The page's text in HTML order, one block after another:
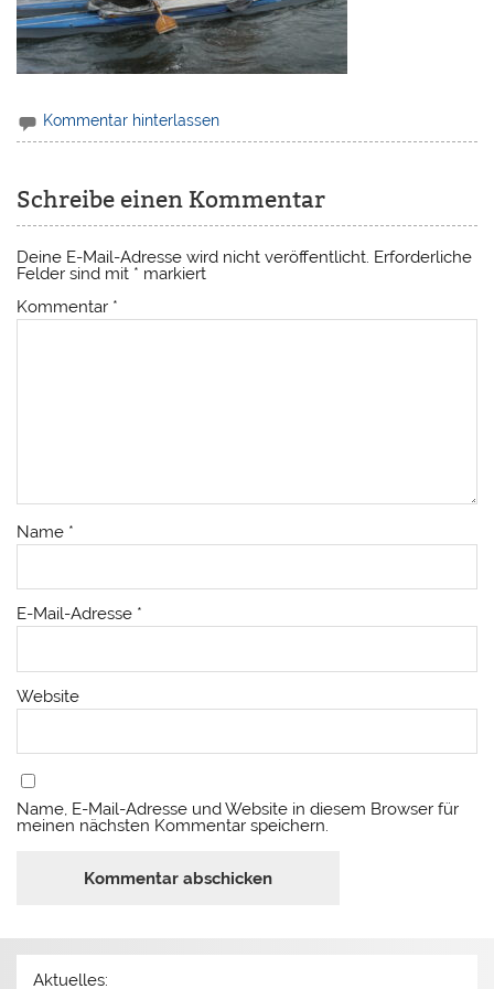
Kommentar hinterlassen
Schreibe einen Kommentar
Deine E-Mail-Adresse wird nicht veröffentlicht. Erforderliche
Felder sind mit * markiert
Kommentar *
Name *
E-Mail-Adresse *
Website
Name, E-Mail-Adresse und Website in diesem Browser für
meinen nächsten Kommentar speichern.
Aktuelles: